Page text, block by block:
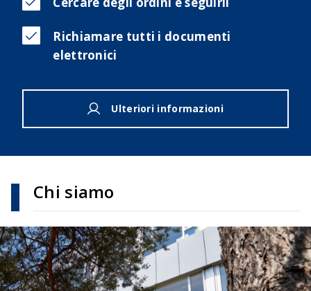
Richiamare tutti i documenti
elettronici
Ulteriori informazioni
Chi siamo